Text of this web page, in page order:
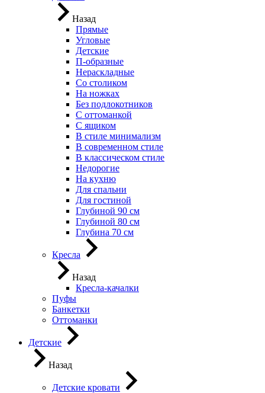
Назад
Прямые
Угловые
Детские
П-образные
Нераскладные
Со столиком
На ножках
Без подлокотников
С оттоманкой
С ящиком
В стиле минимализм
В современном стиле
В классическом стиле
Недорогие
На кухню
Для спальни
Для гостиной
Глубиной 90 см
Глубиной 80 см
Глубина 70 см
Кресла
Назад
Кресла-качалки
Пуфы
Банкетки
Оттоманки
Детские
Назад
Детские кровати